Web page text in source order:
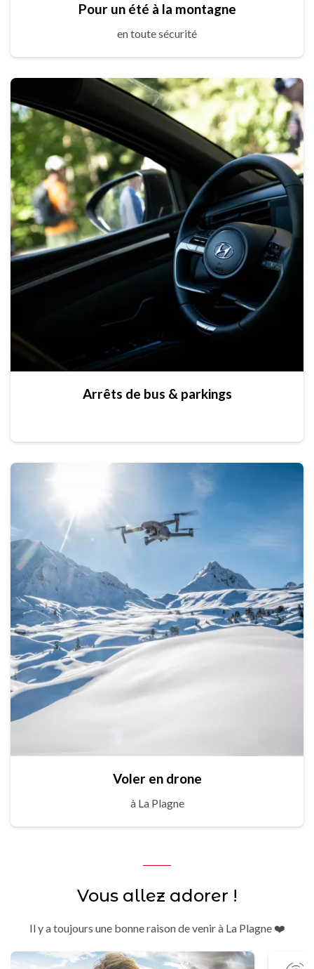
Pour un été à la montagne
en toute sécurité
Arrêts de bus & parkings
Voler en drone
à La Plagne
Vous allez adorer !
Il y a toujours une bonne raison de venir à La Plagne ❤️